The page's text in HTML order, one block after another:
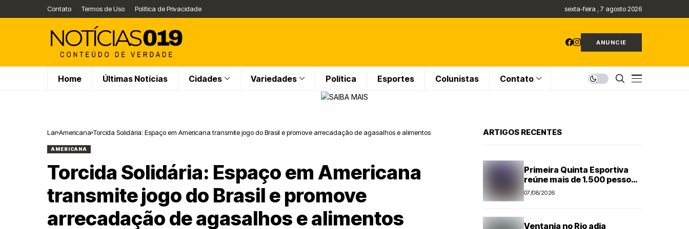
Contato Termos de Uso Política de Privacidade sexta-feira , 7 agosto 2026
ANUNCIE
Home Últimas Notícias Cidades Variedades Política Esportes Colunistas Contato
Lar Americana Torcida Solidária: Espaço em Americana transmite jogo do Brasil e promove arrecadação de agasalhos e alimentos
AMERICANA
Torcida Solidária: Espaço em Americana
transmite jogo do Brasil e promove
arrecadação de agasalhos e alimentos
ARTIGOS RECENTES
Primeira Quinta Esportiva
reúne mais de 1.500 pessoas
em noite histórica para
07/08/2026
Ventania no Rio adia